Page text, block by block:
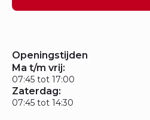
Openingstijden
Ma t/m vrij:
07:45 tot 17:00
Zaterdag:
07:45 tot 14:30